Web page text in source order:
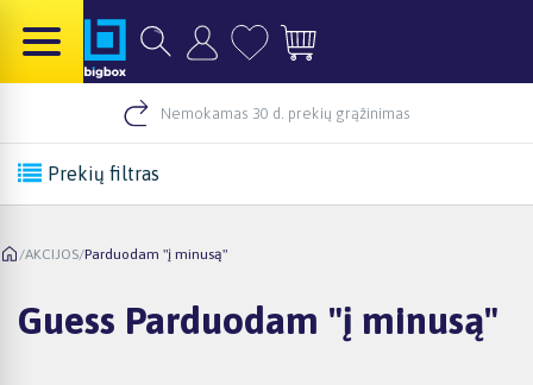
Nemokamas 30 d. prekių grąžinimas
Prekių filtras
/AKCIJOS/Parduodam "į minusą"
Guess Parduodam "į minusą"